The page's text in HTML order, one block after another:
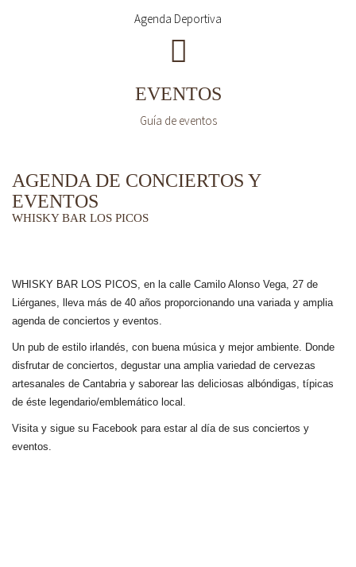
Agenda Deportiva
EVENTOS
Guía de eventos
AGENDA DE CONCIERTOS Y
EVENTOS
WHISKY BAR LOS PICOS
WHISKY BAR LOS PICOS, en la calle Camilo Alonso Vega, 27 de
Liérganes, lleva más de 40 años proporcionando una variada y amplia
agenda de conciertos y eventos.
Un pub de estilo irlandés, con buena música y mejor ambiente. Donde
disfrutar de conciertos, degustar una amplia variedad de cervezas
artesanales de Cantabria y saborear las deliciosas albóndigas, típicas
de éste legendario/emblemático local.
Visita y sigue su Facebook para estar al día de sus conciertos y
eventos.